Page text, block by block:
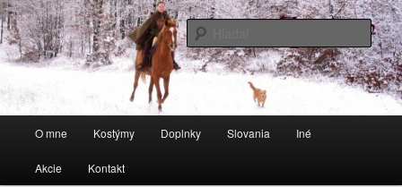
Preskočiť
na
primárny
obsah anorwen
Stránka o kostýmoch a všetkom, čo sa k tomu vzťahuje
O mne Kostýmy Doplnky Slovania Iné
Akcie Kontakt